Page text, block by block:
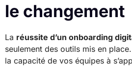
le changement
La réussite d’un onboarding
seulement des outils mis en
la capacité de vos équipes à